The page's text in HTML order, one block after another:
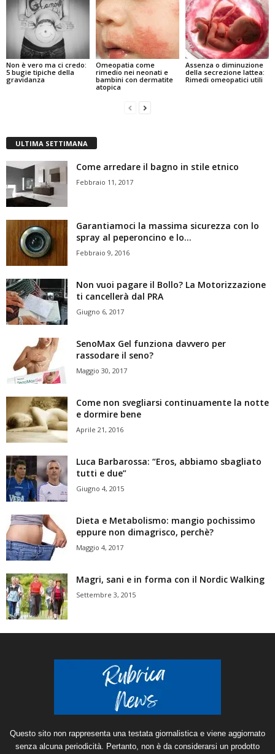
Non è vero ma ci credo:
5 bugie tipiche della
gravidanza
Omeopatia come
rimedio nei neonati e
bambini con dermatite
atopica
Assenza o diminuzione
della secrezione lattea:
Rimedi omeopatici utili
ULTIMA SETTIMANA
Come arredare il bagno in stile etnico
Febbraio 11, 2017
Garantiamoci la massima sicurezza con lo
spray al peperoncino e lo...
Febbraio 9, 2016
Non vuoi pagare il Bollo? La Motorizzazione
ti cancellerà dal PRA
Giugno 6, 2017
SenoMax Gel funziona davvero per
rassodare il seno?
Maggio 30, 2017
Come non svegliarsi continuamente la notte
e dormire bene
Aprile 21, 2016
Luca Barbarossa: “Eros, abbiamo sbagliato
tutti e due”
Giugno 4, 2015
Dieta e Metabolismo: mangio pochissimo
eppure non dimagrisco, perchè?
Maggio 4, 2017
Magri, sani e in forma con il Nordic Walking
Settembre 3, 2015
Questo sito non rappresenta una testata giornalistica e viene aggiornato
senza alcuna periodicità. Pertanto, non è da considerarsi un prodotto